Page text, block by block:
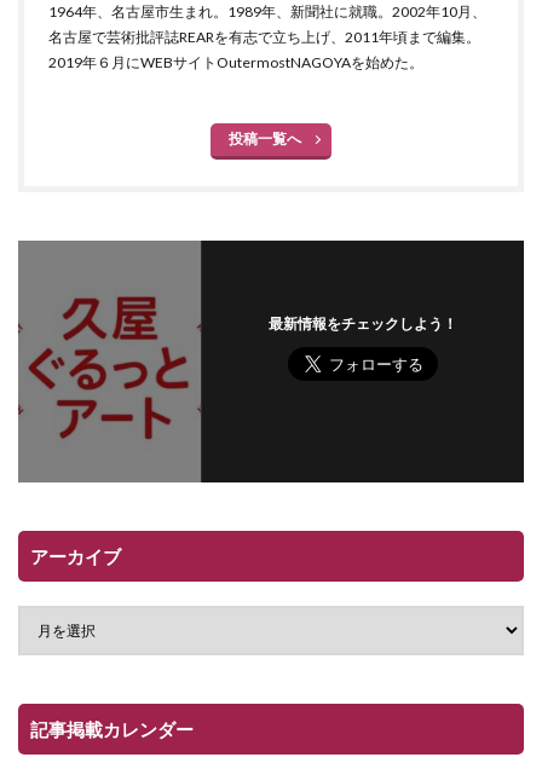
1964年、名古屋市生まれ。1989年、新聞社に就職。2002年10月、
名古屋で芸術批評誌REARを有志で立ち上げ、2011年頃まで編集。
2019年６月にWEBサイトOutermostNAGOYAを始めた。
投稿一覧へ
最新情報をチェックしよう！
アーカイブ
記事掲載カレンダー